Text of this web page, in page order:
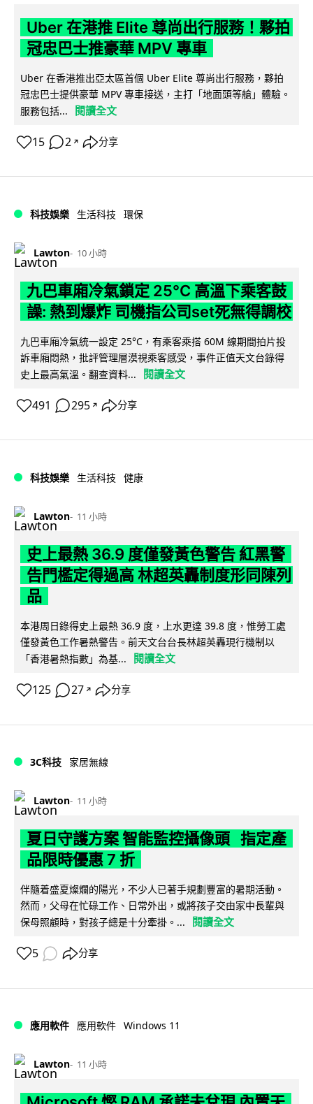
Uber 在港推 Elite 尊尚出行服務！夥拍
冠忠巴士推豪華 MPV 專車
Uber 在香港推出亞太區首個 Uber Elite 尊尚出行服務，夥拍
冠忠巴士提供豪華 MPV 專車接送，主打「地面頭等艙」體驗。
服務包括...
閱讀全文
15 2 ↗ 分享
科技娛樂 生活科技 環保
Lawton 10 小時
九巴車廂冷氣鎖定 25°C 高溫下乘客鼓
譟: 熱到爆炸 司機指公司set死無得調校
九巴車廂冷氣統一設定 25°C，有乘客乘搭 60M 線期間拍片投
訴車廂悶熱，批評管理層漠視乘客感受，事件正值天文台錄得
史上最高氣溫。翻查資料...
閱讀全文
491 295 ↗ 分享
科技娛樂 生活科技 健康
Lawton 11 小時
史上最熱 36.9 度僅發黃色警告 紅黑警
告門檻定得過高 林超英轟制度形同陳列
品
本港周日錄得史上最熱 36.9 度，上水更達 39.8 度，惟勞工處
僅發黃色工作暑熱警告。前天文台台長林超英轟現行機制以
「香港暑熱指數」為基...
閱讀全文
125 27 ↗ 分享
3C科技 家居無線
Lawton 11 小時
夏日守護方案 智能監控攝像頭 指定產
品限時優惠 7 折
伴隨着盛夏燦爛的陽光，不少人已著手規劃豐富的暑期活動。
然而，父母在忙碌工作、日常外出，或將孩子交由家中長輩與
保母照顧時，對孩子總是十分牽掛。...
閱讀全文
5 分享
應用軟件 應用軟件 Windows 11
Lawton 11 小時